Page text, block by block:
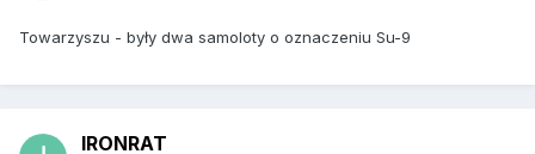
Towarzyszu - były dwa samoloty o oznaczeniu Su-9
IRONRAT